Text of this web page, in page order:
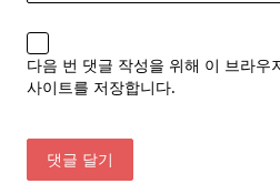
다음 번 댓글 작성을 위해 이 브라우
사이트를 저장합니다.